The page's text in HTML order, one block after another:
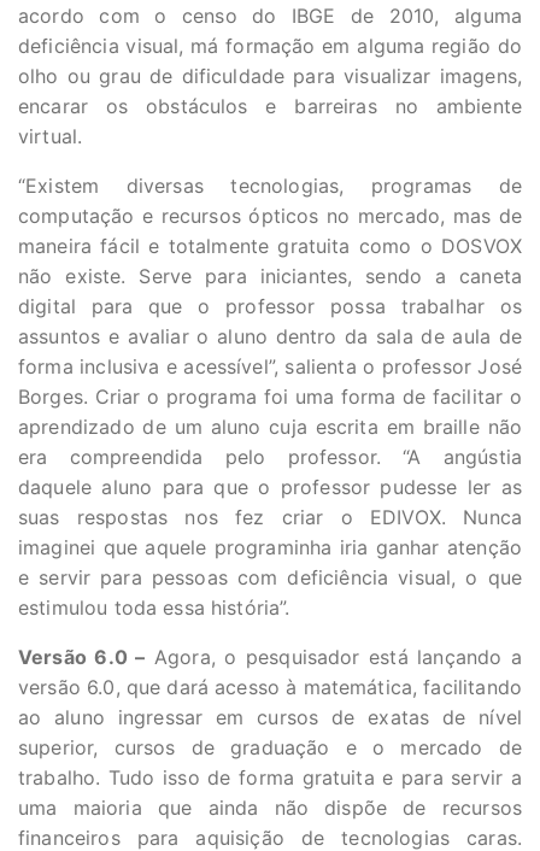
acordo com o censo do IBGE de 2010, alguma
deficiência visual, má formação em alguma região do
olho ou grau de dificuldade para visualizar imagens,
encarar os obstáculos e barreiras no ambiente
virtual.
“Existem diversas tecnologias, programas de
computação e recursos ópticos no mercado, mas de
maneira fácil e totalmente gratuita como o DOSVOX
não existe. Serve para iniciantes, sendo a caneta
digital para que o professor possa trabalhar os
assuntos e avaliar o aluno dentro da sala de aula de
forma inclusiva e acessível”, salienta o professor José
Borges. Criar o programa foi uma forma de facilitar o
aprendizado de um aluno cuja escrita em braille não
era compreendida pelo professor. “A angústia
daquele aluno para que o professor pudesse ler as
suas respostas nos fez criar o EDIVOX. Nunca
imaginei que aquele programinha iria ganhar atenção
e servir para pessoas com deficiência visual, o que
estimulou toda essa história”.
Versão 6.0 – Agora, o pesquisador está lançando a
versão 6.0, que dará acesso à matemática, facilitando
ao aluno ingressar em cursos de exatas de nível
superior, cursos de graduação e o mercado de
trabalho. Tudo isso de forma gratuita e para servir a
uma maioria que ainda não dispõe de recursos
financeiros para aquisição de tecnologias caras.